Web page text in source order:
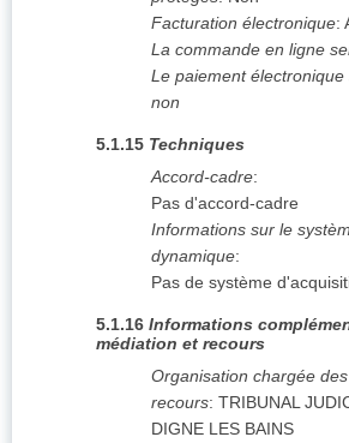
Facturation électronique:
La commande en ligne
Le paiement électronique
non
5.1.15 Techniques
Accord-cadre:
Pas d'accord-cadre
Informations sur le
dynamique:
Pas de système
5.1.16 Informations
médiation et recours
Organisation chargée
recours: TRIBUNAL
DIGNE LES BAINS